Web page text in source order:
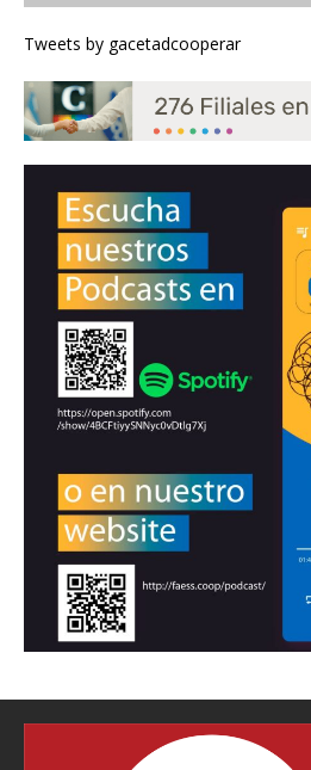
Tweets by gacetadcooperar